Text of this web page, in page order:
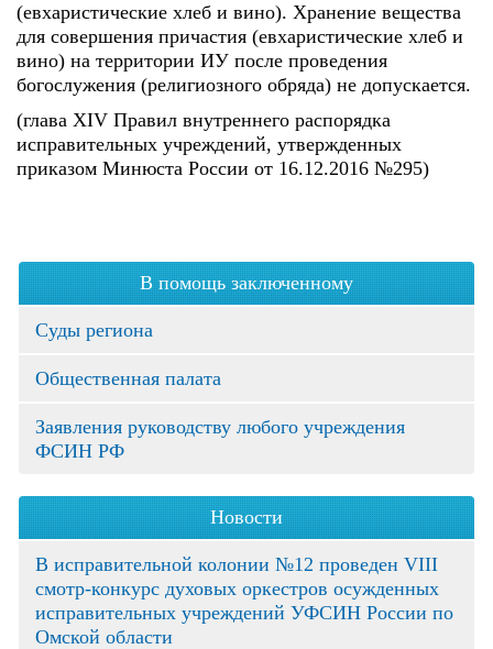
(евхаристические хлеб и вино). Хранение вещества
для совершения причастия (евхаристические хлеб и
вино) на территории ИУ после проведения
богослужения (религиозного обряда) не допускается.
(глава XIV Правил внутреннего распорядка
исправительных учреждений, утвержденных
приказом Минюста России от 16.12.2016 №295)
В помощь заключенному
Суды региона
Общественная палата
Заявления руководству любого учреждения
ФСИН РФ
Новости
В исправительной колонии №12 проведен VIII
смотр-конкурс духовых оркестров осужденных
исправительных учреждений УФСИН России по
Омской области